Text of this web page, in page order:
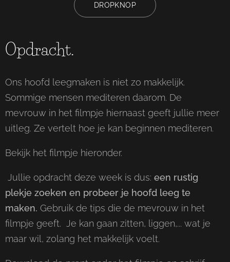
DROPKNOP
Opdracht.
Ons hoofd leegmaken is niet zo makkelijk.
Sommige mensen mediteren daarom. De
mevrouw in het filmpje hiernaast geeft jullie meer
uitleg. Ze vertelt hoe je kan beginnen mediteren.
Bekijk het filmpje hieronder.
Jullie opdracht deze week is dus: een rustig
plekje zoeken en probeer je hoofd leeg te
maken. Gebruik de tips die de mevrouw in het
filmpje geeft. Je kan gaan zitten, liggen,... wat je
maar wil, zolang het makkelijk voelt.